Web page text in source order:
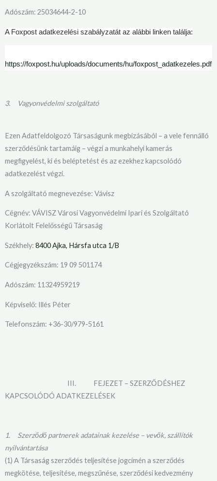
Adószám: 25034644-2-10
A Foxpost adatkezelési szabályzatát az alábbi linken találja:
https://foxpost.hu/uploads/documents/hu/foxpost_adatkezeles.pdf
3. Vagyonvédelmi szolgáltató
Ezen Adatfeldolgozó Társaságunk megbízásából – a vele fennálló
szerződésünk tartamáig – végzi a munkahelyi kamerás
megfigyelést, ki és beléptetést és az ezekhez kapcsolódó
adatkezelést végzi.
A szolgáltató megnevezése: Vávisz
Cégnév: VÁVISZ Városi Vagyonvédelmi Ipari és Szolgáltató
Korlátolt Felelősségű Társaság
Székhely: 8400 Ajka, Hársfa utca 1/B
Cégjegyzékszám: 19 09 501174
Adószám: 11324959219
Képviselő: Illés Péter
Telefonszám: +36-30/979-5161
III. FEJEZET – SZERZŐDÉSHEZ
KAPCSOLÓDÓ ADATKEZELÉSEK
1. Szerződő partnerek adatainak kezelése – vevők, szállítók
nyilvántartása
(1) A Társaság szerződés teljesítése jogcímén a szerződés
megkötése, teljesítése, megszűnése, szerződési kedvezmény